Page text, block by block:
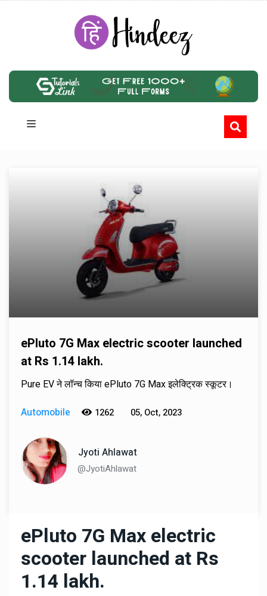
ePluto 7G Max electric scooter launched
at Rs 1.14 lakh.
Pure EV ने लॉन्च किया ePluto 7G Max इलेक्ट्रिक स्कूटर।
Automobile
1262 05, Oct, 2023
Jyoti Ahlawat
@JyotiAhlawat
ePluto 7G Max electric
scooter launched at Rs
1.14 lakh.